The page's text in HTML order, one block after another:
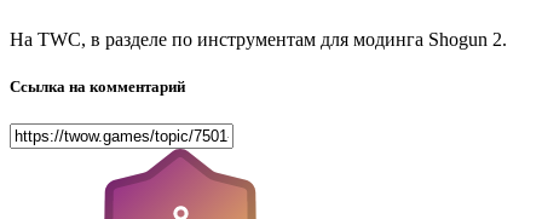
На TWC, в разделе по инструментам для модинга Shogun 2.
Ссылка на комментарий